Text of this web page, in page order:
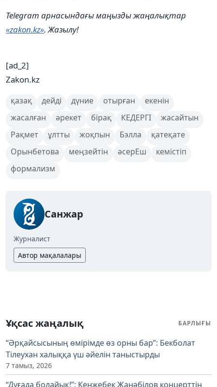
Telegram арнасындағы маңызды жаңалықтар
«zakon.kz». Жазылу!
[ad_2]
Zakon.kz
қазақ дейді дүние отырған
екенін
жасалған
әрекет бірақ КЕДЕРГІ
жасайтын
Рақмет
ұлтты жоқпын Бэлла
қатеқате
Орынбетова
меңзейтін әсерЕш
кемістіп
формализм
Санжар
Журналист
Автор мақалалары
Ұқсас жаңалық БАРЛЫҒЫ
“Әрқайсысының өмірімде өз орны бар”: Бекболат
Тілеухан халыққа үш әйелін таныстырды
7 тамыз, 2026
“Дұғада болайық!”: Кенжебек Жанәбілов концерттің